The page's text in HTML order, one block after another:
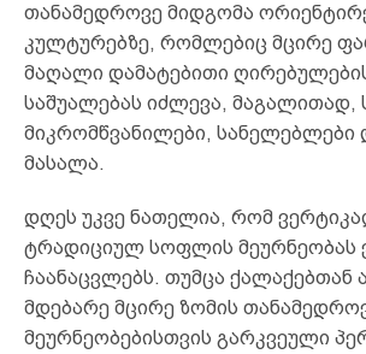
თანამედროვე მიდგომა
კულტურებზე, რომლებიც მცირე
მაღალი დამატებითი
საშუალებას იძლევა, მაგალითად,
მიკრომწვანილები, სანელებლები
მასალა.
დღეს უკვე ნათელია, რომ
ტრადიციულ სოფლის მეურნეობას
ჩაანაცვლებს. თუმცა ქალაქებთან
მდებარე მცირე ზომის
მეურნეობებისთვის გარკვეული